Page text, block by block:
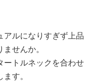
ルになりすぎず上品
せんか。
ートルネックを合わせ
す。